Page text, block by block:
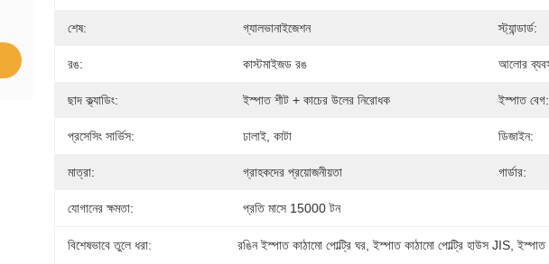
শেষ: গ্যালভানাইজেশন স্ট্যান্ডার্ড:
রঙ: কাস্টমাইজড রঙ আলোর
ছাদ ক্ল্যাডিং: ইস্পাত শীট + কাচের উলের নিরোধক ইস্পাত বেগ:
প্রসেসিং সার্ভিস: ঢালাই, কাটা ডিজাইন:
মাত্রা: গ্রাহকদের প্রয়োজনীয়তা গার্ডার:
যোগানের ক্ষমতা: প্রতি মাসে 15000 টন
বিশেষভাবে তুলে ধরা: রঙিন ইস্পাত কাঠামো পোল্ট্রি ঘর , ইস্পাত কাঠামো পোল্ট্রি হাউস JIS , ইস্পাত